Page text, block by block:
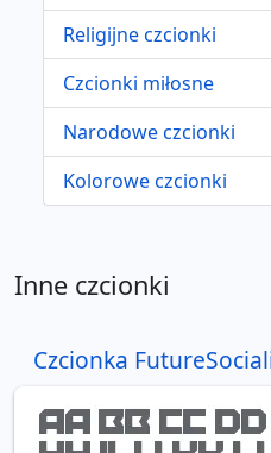
Religijne czcionki
Czcionki miłosne
Narodowe czcionki
Kolorowe czcionki
Inne czcionki
Czcionka